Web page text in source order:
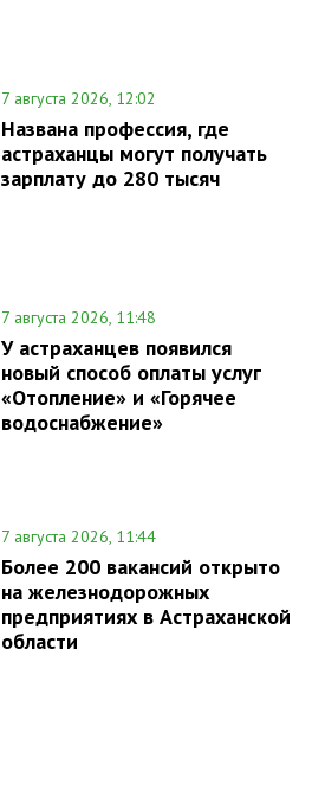
7 августа 2026, 12:02
Названа профессия, где
астраханцы могут получать
зарплату до 280 тысяч
7 августа 2026, 11:48
У астраханцев появился
новый способ оплаты услуг
«Отопление» и «Горячее
водоснабжение»
7 августа 2026, 11:44
Более 200 вакансий открыто
на железнодорожных
предприятиях в Астраханской
области